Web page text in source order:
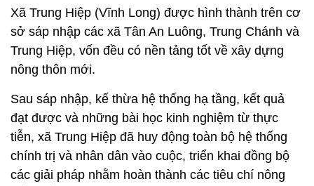
Xã Trung Hiệp (Vĩnh Long) được hình thành trên cơ
sở sáp nhập các xã Tân An Luông, Trung Chánh và
Trung Hiệp, vốn đều có nền tảng tốt về xây dựng
nông thôn mới.
Sau sáp nhập, kế thừa hệ thống hạ tầng, kết quả
đạt được và những bài học kinh nghiệm từ thực
tiễn, xã Trung Hiệp đã huy động toàn bộ hệ thống
chính trị và nhân dân vào cuộc, triển khai đồng bộ
các giải pháp nhằm hoàn thành các tiêu chí nông